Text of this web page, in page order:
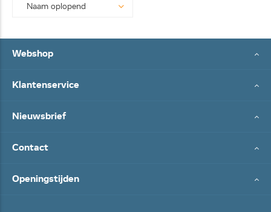
Webshop
Klantenservice
Nieuwsbrief
Contact
Openingstijden